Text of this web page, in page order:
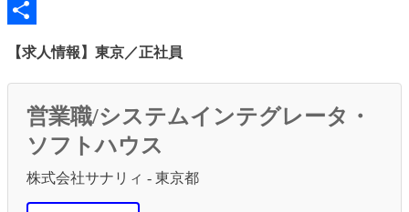
Line
【求人情報】東京／正社員
営業職/システムインテグレータ・
ソフトハウス
株式会社サナリィ - 東京都